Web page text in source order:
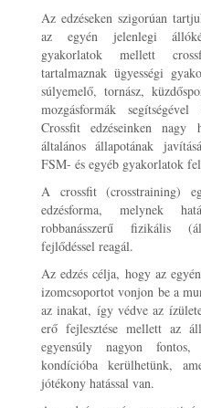
Az edzéseken szigorúan
az egyén jelenlegi
gyakorlatok mellett
tartalmaznak ügyességi
súlyemelő, tornász,
mozgásformák
Crossfit edzéseinken
általános állapotának
FSM- és egyéb gyakorlatok
A crossfit (crosstraining)
edzésforma, melynek
robbanásszerű fizikális
fejlődéssel reagál.
Az edzés célja, hogy az
izomcsoportot vonjon be a
az inakat, így védve az
erő fejlesztése mellett az
egyensúly nagyon
kondícióba kerülhetünk,
jótékony hatással van.